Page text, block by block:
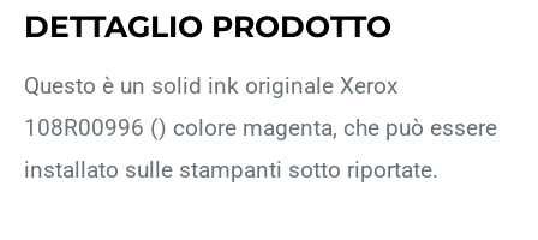
DETTAGLIO PRODOTTO
Questo è un solid ink originale Xerox
108R00996 () colore magenta, che può essere
installato sulle stampanti sotto riportate.